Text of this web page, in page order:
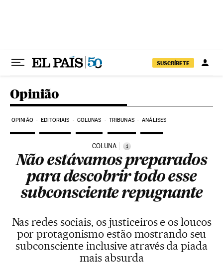
SUSCRÍBETE
Opinião
OPINIÃO EDITORIAIS COLUNAS TRIBUNAS ANÁLISES
COLUNA i
Não estávamos preparados
para descobrir todo esse
subconsciente repugnante
Nas redes sociais, os justiceiros e os loucos
por protagonismo estão mostrando seu
subconsciente inclusive através da piada
mais absurda